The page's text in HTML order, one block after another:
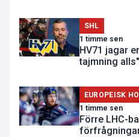
SHL
1 timme sen
HV71 jagar
tajmning alls"
EUROPEISK
1 timme sen
Förre LHC-